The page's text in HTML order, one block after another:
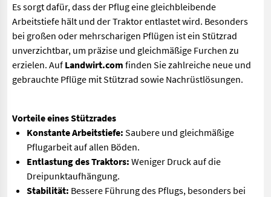
Es sorgt dafür, dass der Pflug eine gleichbleibende
Arbeitstiefe hält und der Traktor entlastet wird. Besonders
bei großen oder mehrscharigen Pflügen ist ein Stützrad
unverzichtbar, um präzise und gleichmäßige Furchen zu
erzielen. Auf Landwirt.com finden Sie zahlreiche neue und
gebrauchte Pflüge mit Stützrad sowie Nachrüstlösungen.
Vorteile eines Stützrades
Konstante Arbeitstiefe: Saubere und gleichmäßige
Pflugarbeit auf allen Böden.
Entlastung des Traktors: Weniger Druck auf die
Dreipunktaufhängung.
Stabilität: Bessere Führung des Pflugs, besonders bei